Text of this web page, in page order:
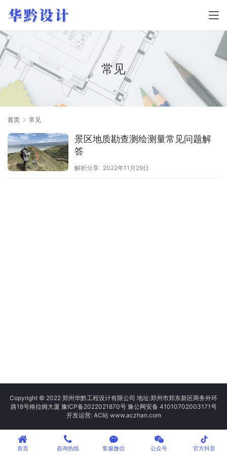
常见
首页 常见
景区地质勘查测绘测量常见问题解
答
解析分享 2022年11月29日
Copyright © 2022 郑州华黔工程设计有限公司 地址:郑州市郑东新区商务外环
路18号格拉姆大厦 豫ICP备2022021870号 豫公网安备 41010702003171号
开发运营: AC站 www.aczhan.com
首页 咨询热线 客服微信 公众号
tiktok
官方抖音